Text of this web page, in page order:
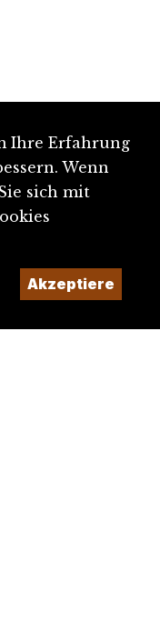
Ihre Erfahrung
Wenn
sich mit
Akzeptiere